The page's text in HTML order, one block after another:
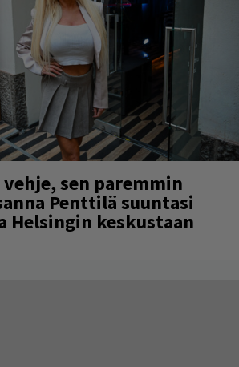
sen paremmin
Penttilä suuntasi
Helsingin keskustaan